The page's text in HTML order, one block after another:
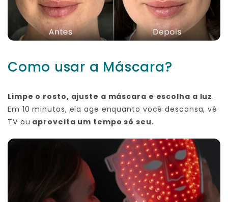
Fonte de alimentação:
Material:
Fabricante
Como usar a Máscara?
Limpe o rosto, ajuste a máscara e escolha a luz.
Em 10 minutos, ela age enquanto você descansa, vê
TV ou aproveita um tempo só seu.